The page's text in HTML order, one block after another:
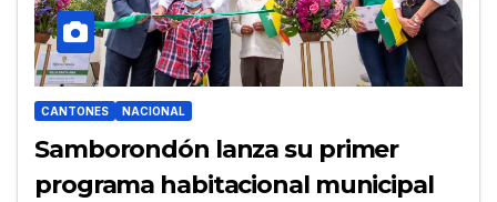
CANTONES NACIONAL
Samborondón lanza su primer
programa habitacional municipal